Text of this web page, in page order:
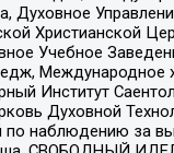
Духовное
Христианской
Учебное
Международное
Институт
Духовной
по наблюдению за